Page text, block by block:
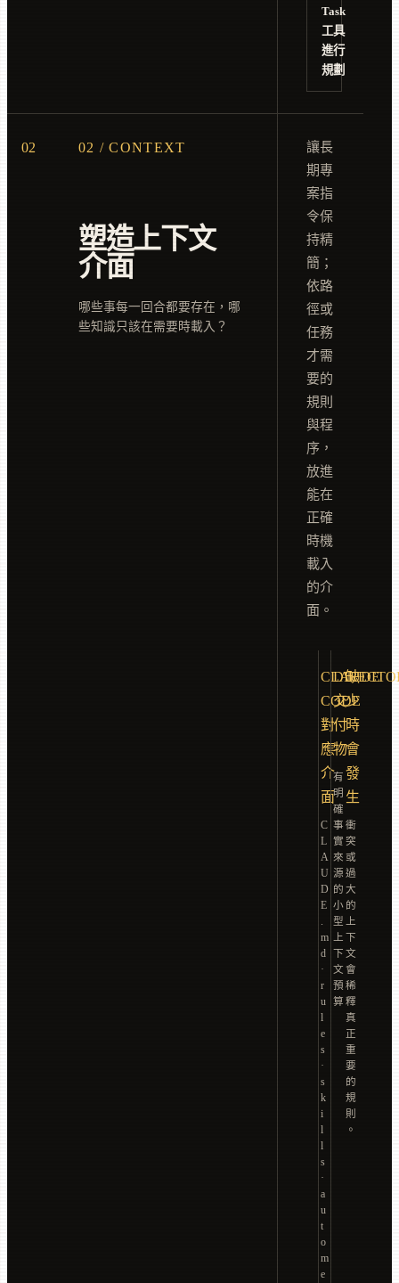
Task
工具
進行
規劃
02 02 / CONTEXT
塑造上下文
介面
哪些事每一回合都要存在，哪
些知識只該在需要時載入？
讓長
期專
案指
令保
持精
簡；
依路
徑或
任務
才需
要的
規則
與程
序，
放進
能在
正確
時機
載入
的介
面。
CLAUDE
CODE
對
應
介
面
C
L
A
U
D
E
.
m
d
·
r
u
l
e
s
·
s
k
i
l
l
s
·
a
u
t
o
m
e
交
付
物
有
明
確
事
實
來
源
的
小
型
上
下
文
預
算
缺
少
時
會
發
生
衝
突
或
過
大
的
上
下
文
會
稀
釋
真
正
重
要
的
規
則
。